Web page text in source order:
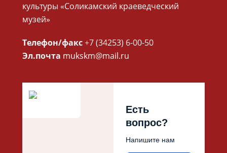
культуры «Соликамский краеведческий
музей»
Телефон/факс+7 (34253) 6-00-50
Эл.почта mukskm@mail.ru
Есть
вопрос?
Напишите нам